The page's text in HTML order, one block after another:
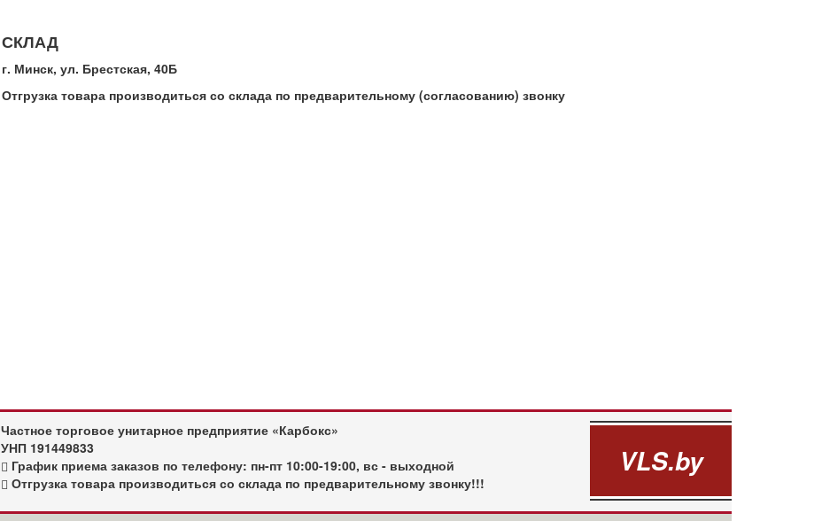
СКЛАД
г. Минск, ул. Брестская, 40Б
Отгрузка товара производиться со склада по предварительному (согласованию) звонку
Частное торговое унитарное предприятие «Карбокс»
УНП 191449833
График приема заказов по телефону: пн-пт 10:00-19:00, вс - выходной
Отгрузка товара производиться со склада по предварительному звонку!!!
VLS.by